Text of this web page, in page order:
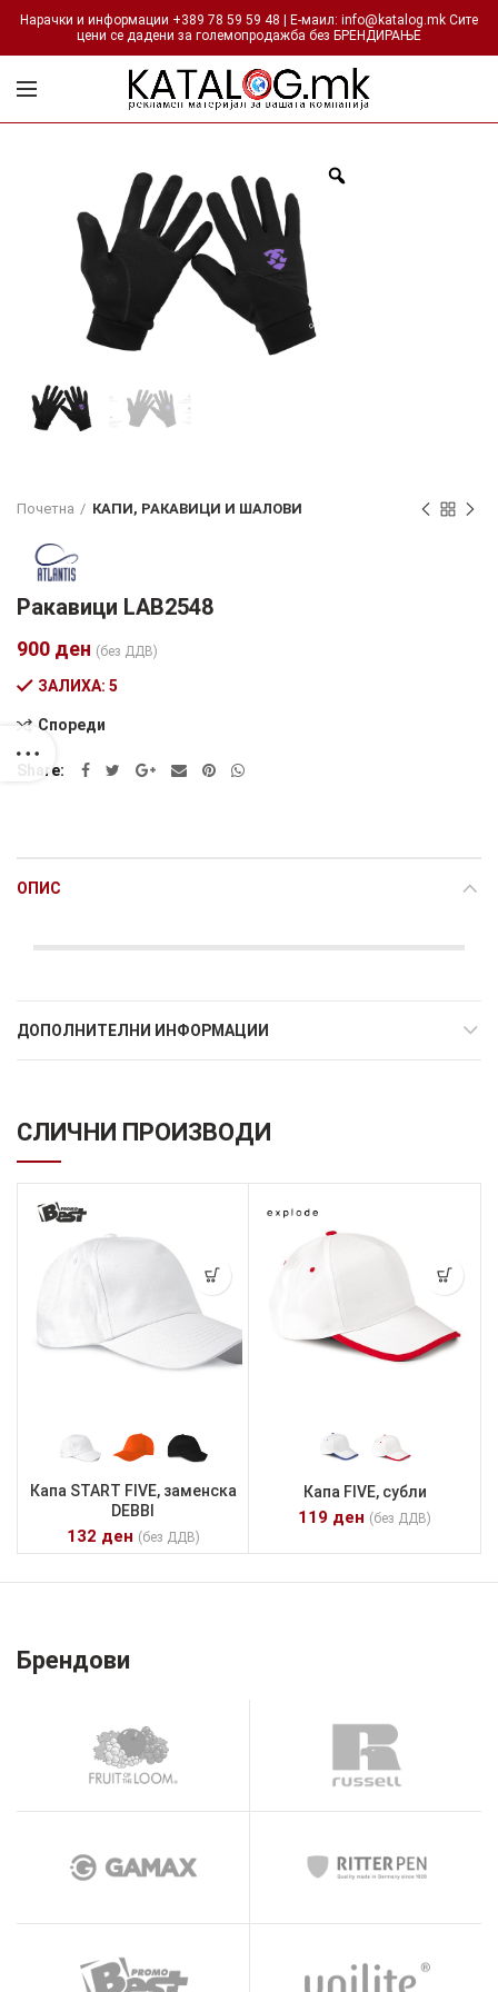
Нарачки и информации +389 78 59 59 48 | Е-маил: info@katalog.mk Сите
цени се дадени за големопродажба без БРЕНДИРАЊЕ
Почетна КАПИ, РАКАВИЦИ И ШАЛОВИ
Ракавици LAB2548
900 ден (без ДДВ)
ЗАЛИХА: 5
Alternative:
Спореди
Share
ОПИС
ДОПОЛНИТЕЛНИ ИНФОРМАЦИИ
СЛИЧНИ ПРОИЗВОДИ
Капа START FIVE, заменска
DEBBI
132 ден (без ДДВ)
Капа FIVE, субли
119 ден (без ДДВ)
Брендови